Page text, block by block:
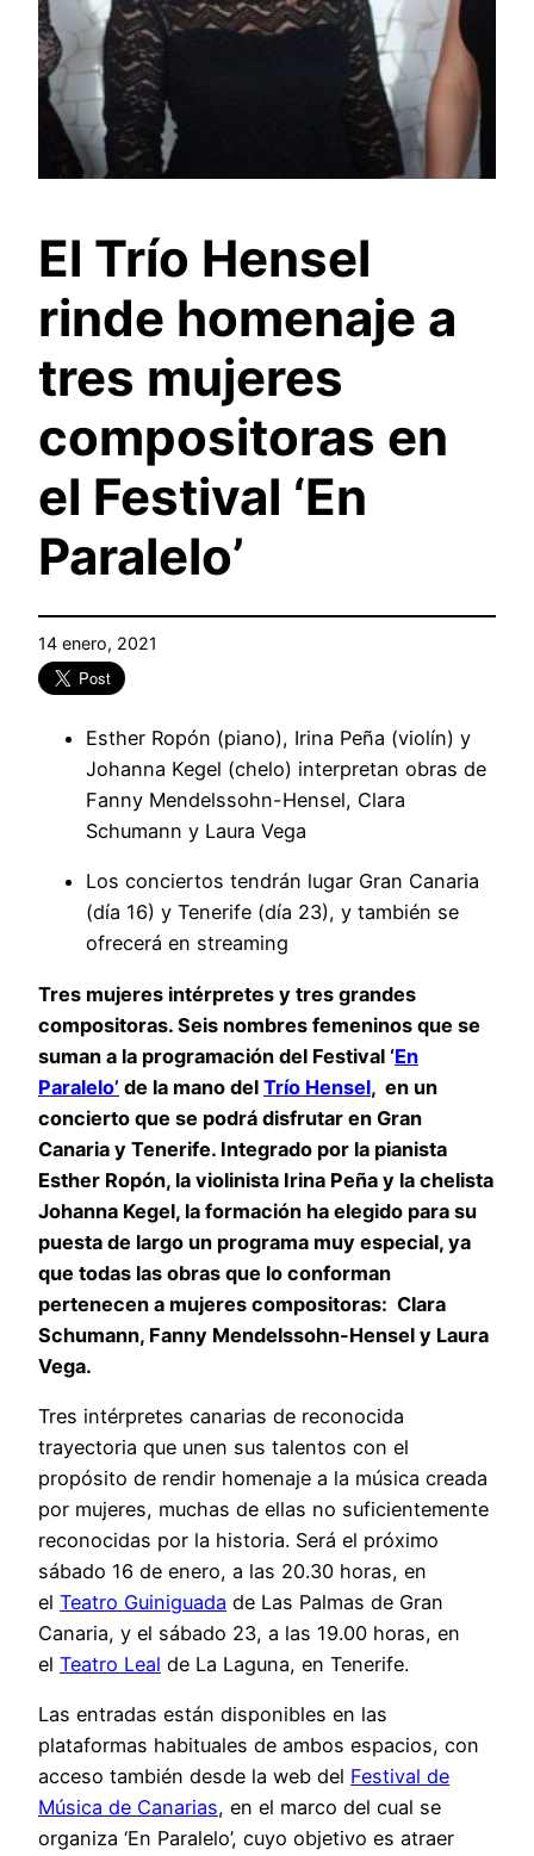
El Trío Hensel
rinde homenaje a
tres mujeres
compositoras en
el Festival ‘En
Paralelo’
14 enero, 2021
Esther Ropón (piano), Irina Peña (violín) y
Johanna Kegel (chelo) interpretan obras de
Fanny Mendelssohn-Hensel, Clara
Schumann y Laura Vega
Los conciertos tendrán lugar Gran Canaria
(día 16) y Tenerife (día 23), y también se
ofrecerá en streaming
Tres mujeres intérpretes y tres grandes
compositoras. Seis nombres femeninos que se
suman a la programación del Festival ‘En
Paralelo’ de la mano del Trío Hensel, en un
concierto que se podrá disfrutar en Gran
Canaria y Tenerife. Integrado por la pianista
Esther Ropón, la violinista Irina Peña y la chelista
Johanna Kegel, la formación ha elegido para su
puesta de largo un programa muy especial, ya
que todas las obras que lo conforman
pertenecen a mujeres compositoras: Clara
Schumann, Fanny Mendelssohn-Hensel y Laura
Vega.
Tres intérpretes canarias de reconocida
trayectoria que unen sus talentos con el
propósito de rendir homenaje a la música creada
por mujeres, muchas de ellas no suficientemente
reconocidas por la historia. Será el próximo
sábado 16 de enero, a las 20.30 horas, en
el Teatro Guiniguada de Las Palmas de Gran
Canaria, y el sábado 23, a las 19.00 horas, en
el Teatro Leal de La Laguna, en Tenerife.
Las entradas están disponibles en las
plataformas habituales de ambos espacios, con
acceso también desde la web del Festival de
Música de Canarias, en el marco del cual se
organiza ‘En Paralelo’, cuyo objetivo es atraer